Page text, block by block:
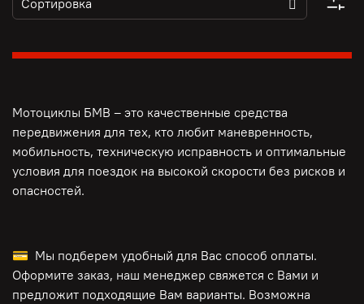
Мотоциклы БМВ – это качественные средства
передвижения для тех, кто любит маневренность,
мобильность, техническую исправность и оптимальные
условия для поездок на высокой скорости без рисков и
опасностей.
💳 Мы подберем удобный для Вас способ оплаты.
Оформите заказ, наш менеджер свяжется с Вами и
предложит подходящие Вам варианты. Возможна